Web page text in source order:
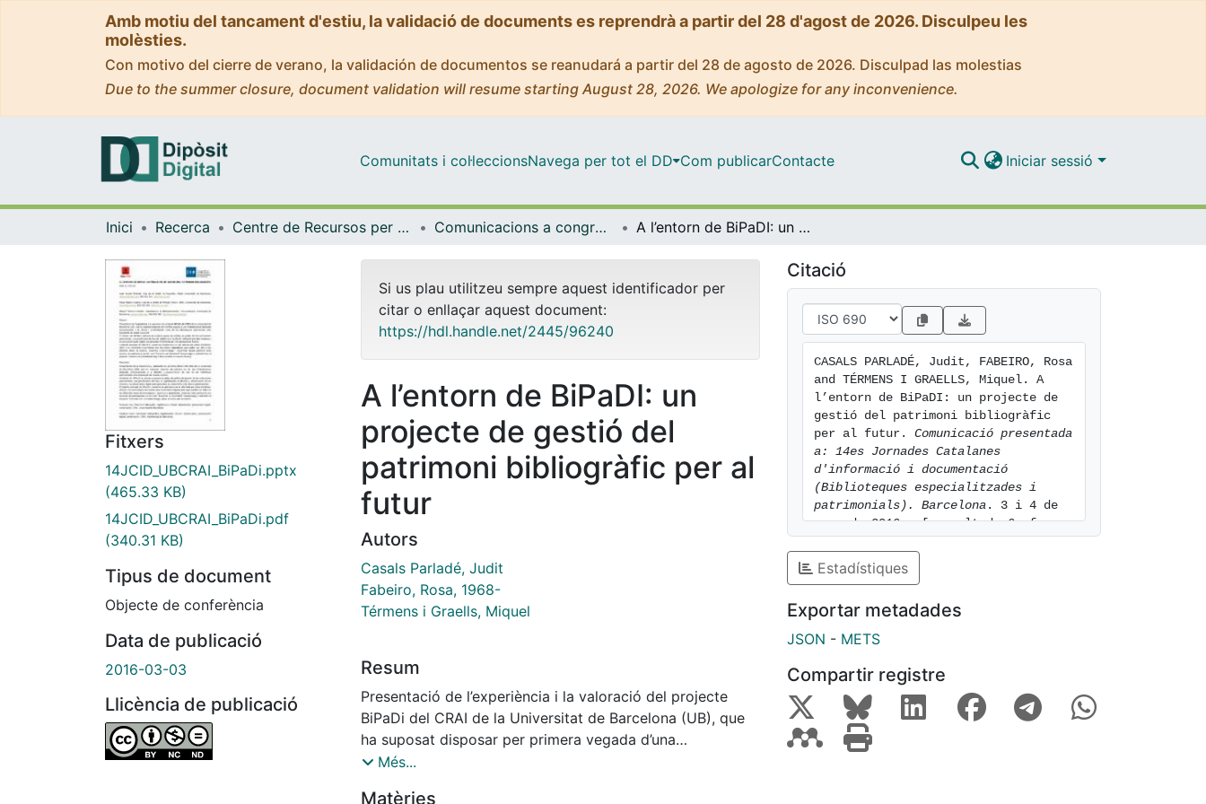
Amb motiu del tancament d'estiu, la validació de documents es reprendrà a partir del 28 d'agost de 2026. Disculpeu les
molèsties.
Con motivo del cierre de verano, la validación de documentos se reanudará a partir del 28 de agosto de 2026. Disculpad las molestias
Due to the summer closure, document validation will resume starting August 28, 2026. We apologize for any inconvenience.
Comunitats i col·leccionsNavega per tot el DD Com publicarContacte Iniciar sessió
Inici Recerca Centre de Recursos per a l'Aprenentatge i la Investigació (CRAI-UB) Comunicacions a congressos / Jornades / Presentacions (CRAI-UB) A l’entorn de BiPaDI: un projecte de gestió del patrimoni bibliogràfic per al futur
Fitxers
14JCID_UBCRAI_BiPaDi.pptx
(465.33 KB)
14JCID_UBCRAI_BiPaDi.pdf
(340.31 KB)
Tipus de document
Objecte de conferència
Data de publicació
2016-03-03
Llicència de publicació
Si us plau utilitzeu sempre aquest identificador per
citar o enllaçar aquest document:
https://hdl.handle.net/2445/96240
A l’entorn de BiPaDI: un
projecte de gestió del
patrimoni bibliogràfic per al
futur
Autors
Casals Parladé, Judit
Fabeiro, Rosa, 1968-
Térmens i Graells, Miquel
Resum
Presentació de l’experiència i la valoració del projecte
BiPaDi del CRAI de la Universitat de Barcelona (UB), que
ha suposat disposar per primera vegada d’una
infraestructura dedicada exclusivament a la difusió i
Més...
Matèries
Citació
CASALS PARLADÉ, Judit, FABEIRO, Rosa
and TÉRMENS I GRAELLS, Miquel. A
l’entorn de BiPaDI: un projecte de
gestió del patrimoni bibliogràfic
per al futur. Comunicació presentada
a: 14es Jornades Catalanes
d'informació i documentació
(Biblioteques especialitzades i
patrimonials). Barcelona . 3 i 4 de
març de 2016.. [consulted: 6 of
https://hdl.handle.net/2445/96240
Estadístiques
Exportar metadades
JSON - METS
Compartir registre